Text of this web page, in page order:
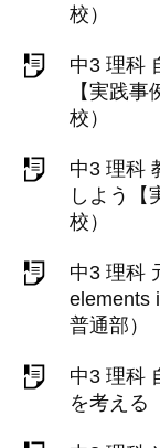
校）
中3 理科
【実践
校）
中3 理科
しよう【
校）
中3 理科
elements
普通部）
中3 理科
を考える